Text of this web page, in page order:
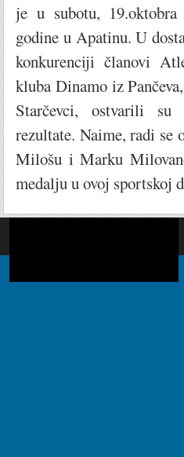
je u subotu, 19.oktobra
godine u Apatinu. U
konkurenciji članovi
kluba Dinamo iz
Starčevci, ostvarili su
rezultate. Naime, radi se
Milošu i Marku
medalju u ovoj sportskoj